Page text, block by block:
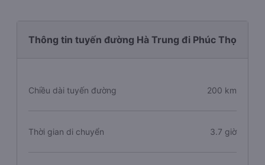
Thông tin tuyến đường Hà Trung đi Phúc Thọ
Chiều dài tuyến đường 200 km
Thời gian di chuyển 3.7 giờ